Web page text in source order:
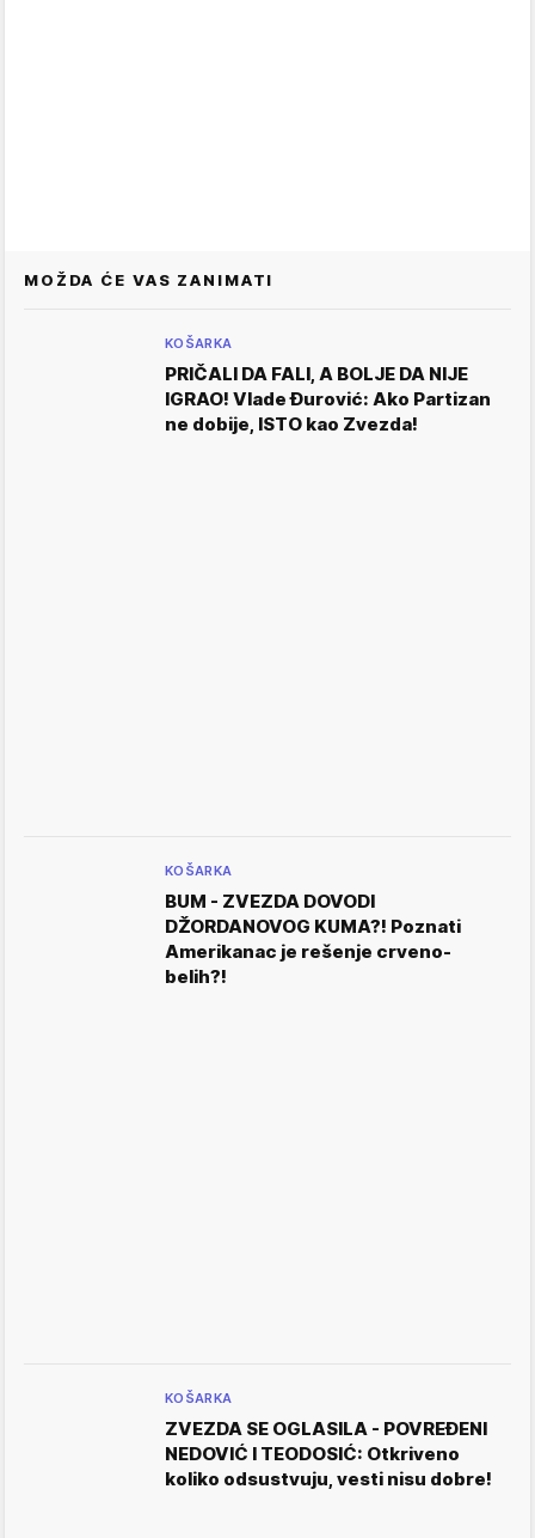
MOŽDA ĆE VAS ZANIMATI
KOŠARKA
PRIČALI DA FALI, A BOLJE DA NIJE
IGRAO! Vlade Đurović: Ako Partizan
ne dobije, ISTO kao Zvezda!
KOŠARKA
BUM - ZVEZDA DOVODI
DŽORDANOVOG KUMA?! Poznati
Amerikanac je rešenje crveno-
belih?!
KOŠARKA
ZVEZDA SE OGLASILA - POVREĐENI
NEDOVIĆ I TEODOSIĆ: Otkriveno
koliko odsustvuju, vesti nisu dobre!